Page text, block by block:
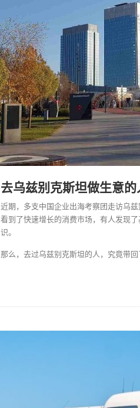
去乌兹别克斯坦做生意的
近期，多支中国企业出海考察团走访乌
看到了快速增长的消费市场，有人发现
识。
那么，去过乌兹别克斯坦的人，究竟带回